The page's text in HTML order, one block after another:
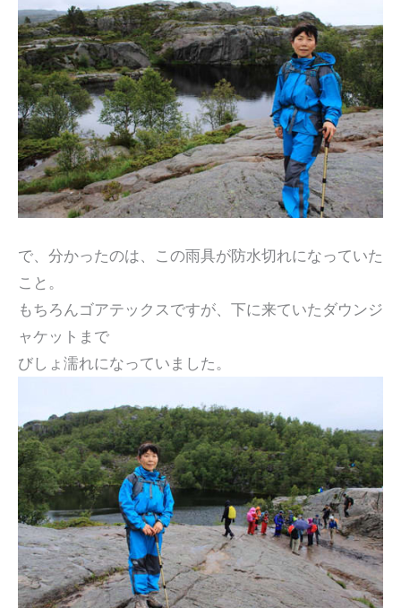
で、分かったのは、この雨具が防水切れになっていた
こと。
もちろんゴアテックスですが、下に来ていたダウンジ
ャケットまで
びしょ濡れになっていました。